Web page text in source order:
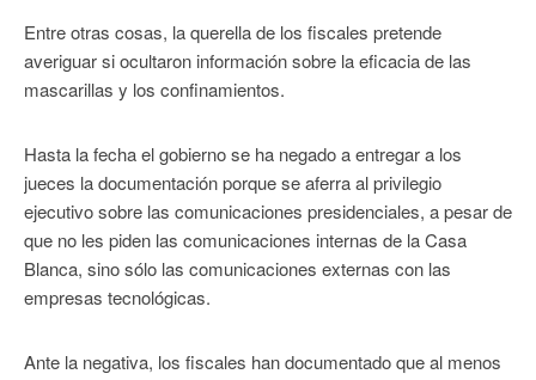
Entre otras cosas, la querella de los fiscales pretende
averiguar si ocultaron información sobre la eficacia de las
mascarillas y los confinamientos.
Hasta la fecha el gobierno se ha negado a entregar a los
jueces la documentación porque se aferra al privilegio
ejecutivo sobre las comunicaciones presidenciales, a pesar de
que no les piden las comunicaciones internas de la Casa
Blanca, sino sólo las comunicaciones externas con las
empresas tecnológicas.
Ante la negativa, los fiscales han documentado que al menos